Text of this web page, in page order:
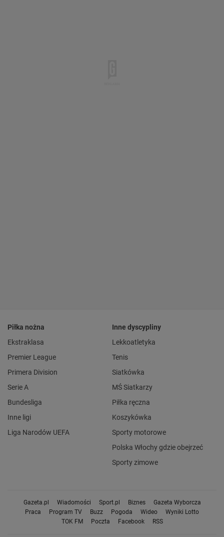
Piłka nożna
Ekstraklasa
Premier League
Primera Division
Serie A
Bundesliga
Inne ligi
Liga Narodów UEFA
Inne dyscypliny
Lekkoatletyka
Tenis
Siatkówka
MŚ Siatkarzy
Piłka ręczna
Koszykówka
Sporty motorowe
Polska Włochy gdzie obejrzeć
Sporty zimowe
Gazeta.pl Wiadomości Sport.pl Biznes
Gazeta Wyborcza
Praca
Program TV Buzz Pogoda Wideo
Wyniki Lotto
TOK FM
Poczta Facebook RSS